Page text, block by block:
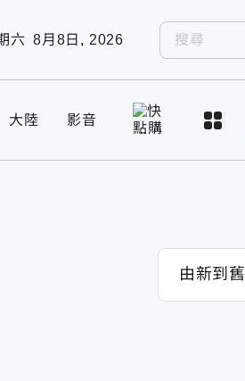
六 8月8日, 2026
大陸 影音
由新到舊